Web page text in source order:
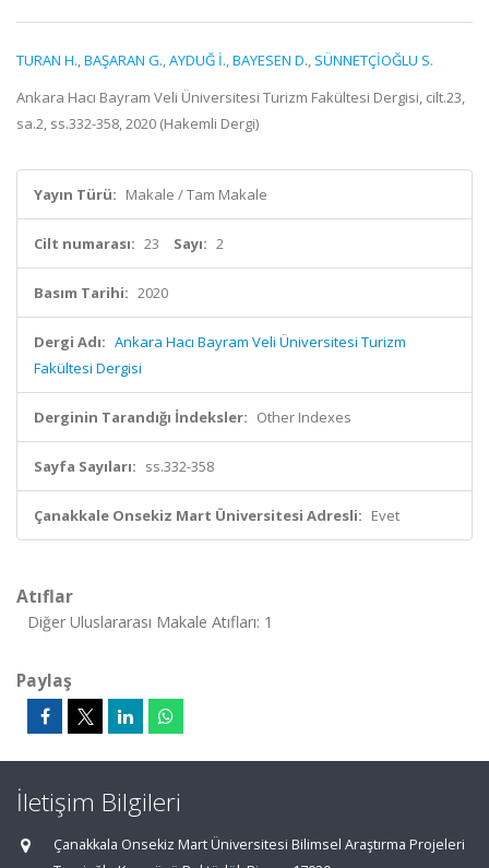
TURAN H.,BAŞARAN G.,AYDUĞ İ.,BAYESEN D., SÜNNETÇİOĞLU S.
Ankara Hacı Bayram Veli Üniversitesi Turizm Fakültesi Dergisi, cilt.23,
sa.2, ss.332-358, 2020 (Hakemli Dergi)
Yayın Türü: Makale / Tam Makale
Cilt numarası: 23 Sayı: 2
Basım Tarihi: 2020
Dergi Adı: Ankara Hacı Bayram Veli Üniversitesi Turizm
Fakültesi Dergisi
Derginin Tarandığı İndeksler: Other Indexes
Sayfa Sayıları: ss.332-358
Çanakkale Onsekiz Mart Üniversitesi Adresli: Evet
Atıflar
Diğer Uluslararası Makale Atıfları: 1
Paylaş
İletişim Bilgileri
Çanakkala Onsekiz Mart Üniversitesi Bilimsel Araştırma Projeleri